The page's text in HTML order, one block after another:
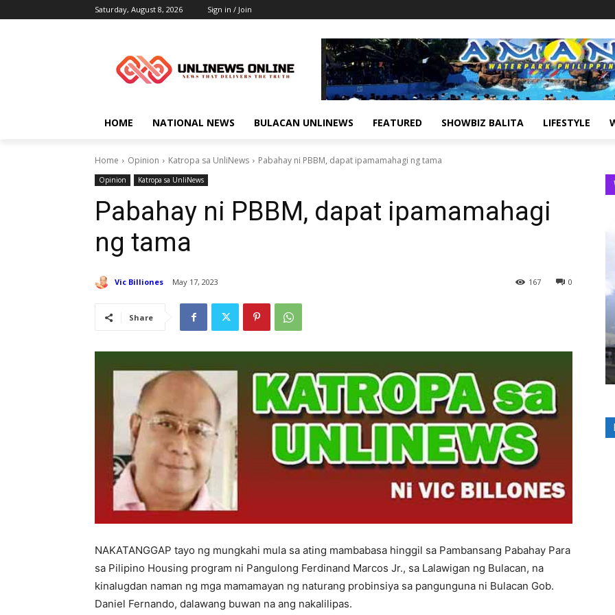
Saturday, August 8, 2026 Sign in / Join
HOME NATIONAL NEWS BULACAN UNLINEWS FEATURED SHOWBIZ BALITA LIFESTYLE
Home Opinion Katropa sa UnliNews Pabahay ni PBBM, dapat ipamamahagi ng tama
Opinion Katropa sa UnliNews
Pabahay ni PBBM, dapat ipamamahagi
ng tama
Vic Billiones May 17, 2023 0
167
Share
NAKATANGGAP tayo ng mungkahi mula sa ating mambabasa hinggil sa Pambansang Pabahay Para
sa Pilipino Housing program ni Pangulong Ferdinand Marcos Jr., sa Lalawigan ng Bulacan, na
kinalugdan naman ng mga mamamayan ng naturang probinsiya sa pangunguna ni Bulacan Gob.
Daniel Fernando, dalawang buwan na ang nakalilipas.